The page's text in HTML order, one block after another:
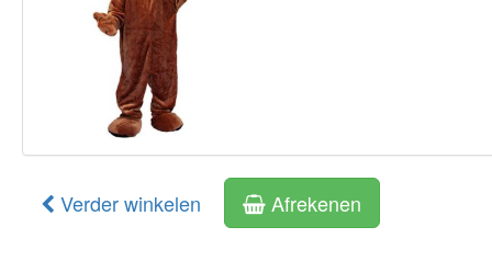
Verder winkelen Afrekenen